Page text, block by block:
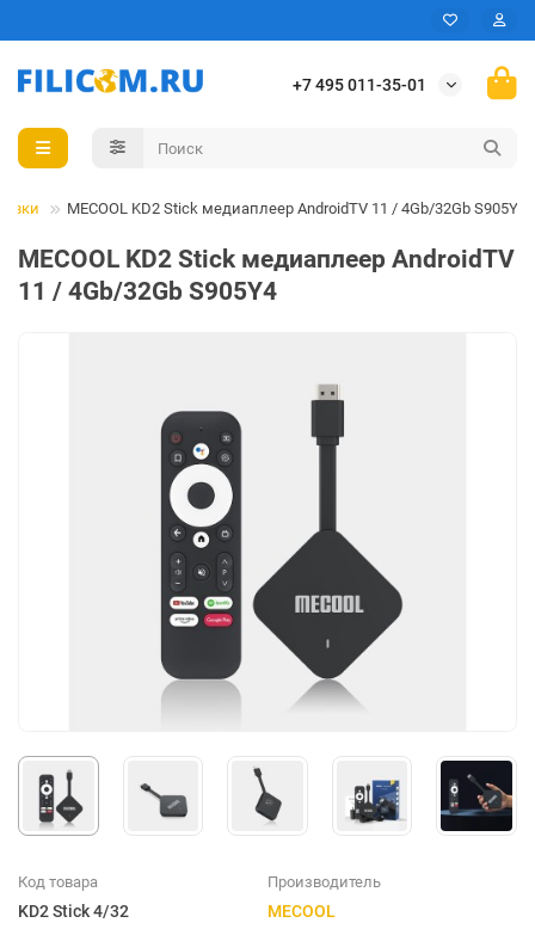
+7 495 011-35-01
MECOOL KD2 Stick медиаплеер AndroidTV 11 / 4Gb/32Gb S905Y4
MECOOL KD2 Stick медиаплеер AndroidTV
11 / 4Gb/32Gb S905Y4
Код товара
KD2 Stick 4/32
Производитель
MECOOL